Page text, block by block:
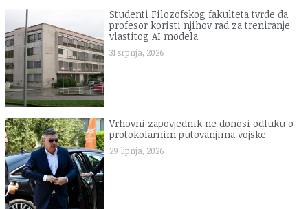
Studenti Filozofskog fakulteta tvrde da
profesor koristi njihov rad za treniranje
vlastitog AI modela
31 srpnja, 2026
Vrhovni zapovjednik ne donosi odluku o
protokolarnim putovanjima vojske
29 lipnja, 2026